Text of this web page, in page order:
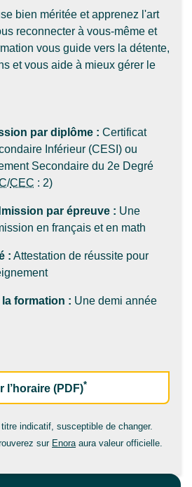
bien méritée et apprenez l'art
reconnecter à vous-même et
vous guide vers la détente,
et vous aide à mieux gérer le
par diplôme : Certificat
Inférieur (CESI) ou
Secondaire du 2e Degré
/CEC : 2)
par épreuve : Une
en français et en math
: Attestation de réussite pour
la formation : Une demi année
l’horaire (PDF)*de la formation
indicatif, susceptible de changer.
sur Enoraaura valeur officielle.